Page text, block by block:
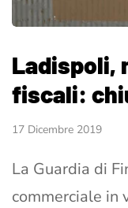
Ladispoli,
fiscali:
17 Dicembre 2019
La Guardia di
commerciale in